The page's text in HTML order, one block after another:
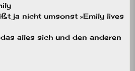
ja nicht umsonst »Emily lives
alles sich und den anderen